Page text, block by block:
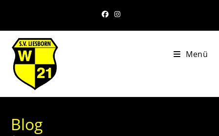
Menü
Blog